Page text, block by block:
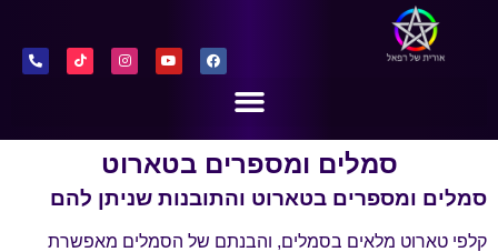
סמלים ומספרים בטארוט
סמלים ומספרים בטארוט והתובנות שניתן להם
קלפי טארוט מלאים בסמלים, והבנתם של הסמלים מאפשרת